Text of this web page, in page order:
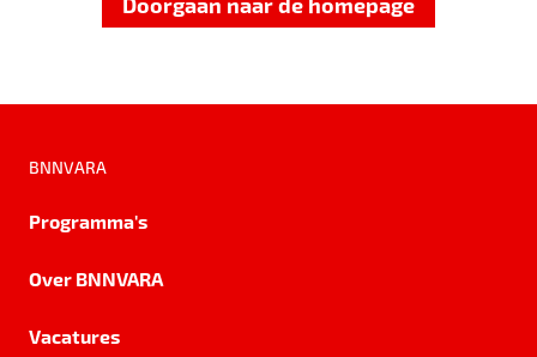
BNNVARA
Programma's
Over BNNVARA
Vacatures